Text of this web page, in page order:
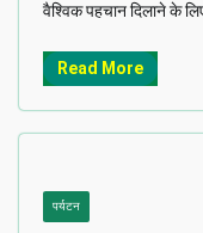
वैश्विक पहचान दिलाने के
Read More
पर्यटन